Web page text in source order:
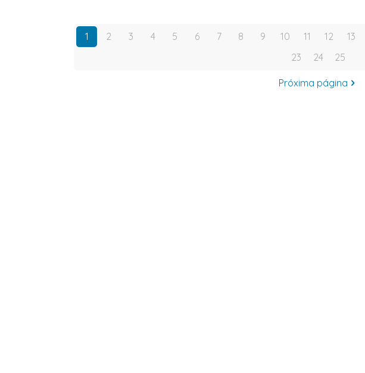
1 2 3 4 5 6 7 8 9 10 11 12 13
23
24 25
Próxima página